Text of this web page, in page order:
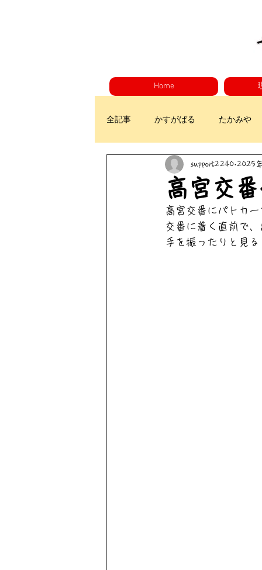
Home
全記事 かすがばる たかみや
高宮交
support2240 2025
高宮交番にパトカー
交番に着く直前で
手を振ったりと見